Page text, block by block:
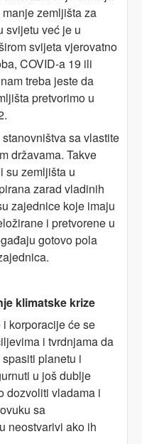
zemljišta za
svijetu već je u
svijeta vjerovatno
COVID-a 19 ili
treba jeste da
pretvorimo u
sa vlastite
državama. Takve
su zemljišta u
zarad vladinih
zajednice koje imaju
i pretvorene u
gotovo pola
klimatske krize
korporacije će se
i tvrdnjama da
planetu i
u još dublje
dozvoliti vladama i
sa
neostvarivi ako ih